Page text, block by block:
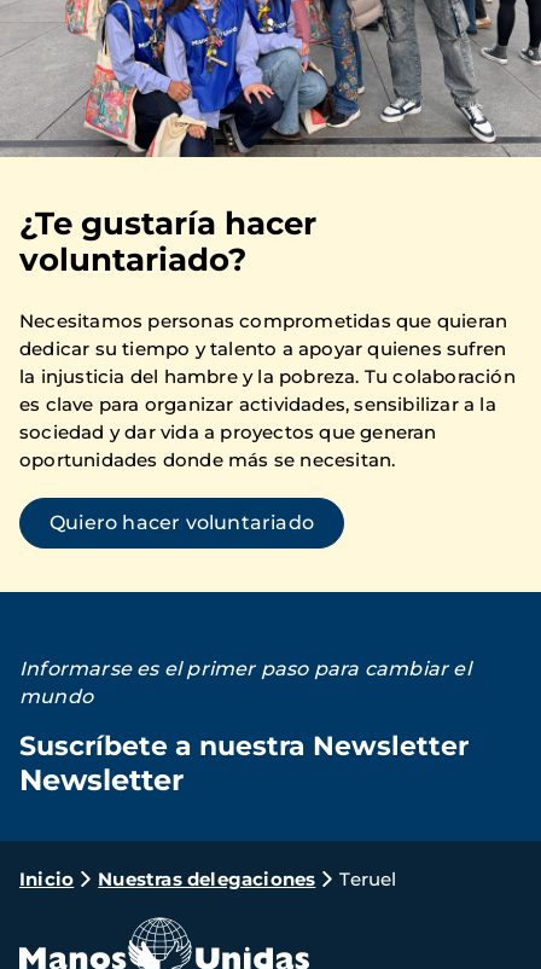
¿Te gustaría hacer
voluntariado?
Necesitamos personas comprometidas que quieran
dedicar su tiempo y talento a apoyar quienes sufren
la injusticia del hambre y la pobreza. Tu colaboración
es clave para organizar actividades, sensibilizar a la
sociedad y dar vida a proyectos que generan
oportunidades donde más se necesitan.
Quiero hacer voluntariado
Informarse es el primer paso para cambiar el
mundo
Suscríbete a nuestra Newsletter
Newsletter
Ruta
navegación
Inicio Nuestras delegaciones Teruel